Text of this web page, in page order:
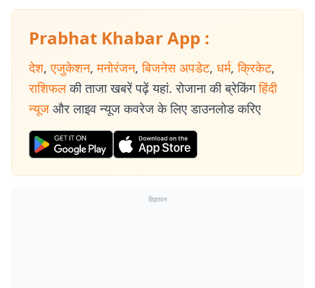
Prabhat Khabar App :
देश, एजुकेशन, मनोरंजन, बिजनेस अपडेट, धर्म, क्रिकेट,
राशिफल की ताजा खबरें पढ़ें यहां. रोजाना की ब्रेकिंग हिंदी
न्यूज और लाइव न्यूज कवरेज के लिए डाउनलोड करिए
विज्ञापन